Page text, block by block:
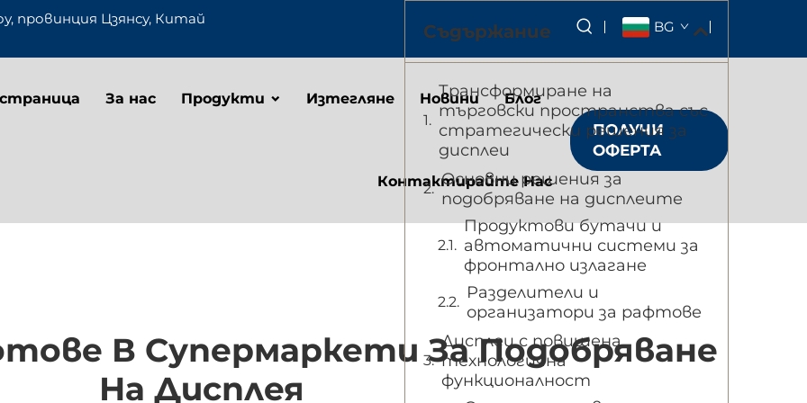
провинция Цзянсу, Китай
BG
За нас Продукти Изтегляне Новини Блог
Контактирайте Нас
ПОЛУЧИ
ОФЕРТА
В Супермаркети За Подобряване
На Дисплея
Съдържание
Трансформиране на
търговски пространства със
стратегически решения за
дисплеи
Основни решения за
подобряване на дисплеите
Продуктови бутачи и
автоматични системи за
фронтално излагане
Разделители и
организатори за рафтове
Дисплеи с повишена
технологична
функционалност